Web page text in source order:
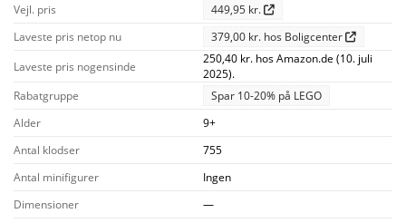
Vejl. pris
449,95 kr.
Laveste pris netop nu
379,00 kr. hos Boligcenter
Laveste pris nogensinde
250,40 kr. hos Amazon.de (10. juli
2025).
Rabatgruppe
Spar 10-20% på LEGO
Alder
9+
Antal klodser
755
Antal minifigurer
Ingen
Dimensioner
—